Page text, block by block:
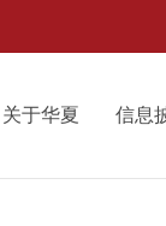
关于华夏 信息